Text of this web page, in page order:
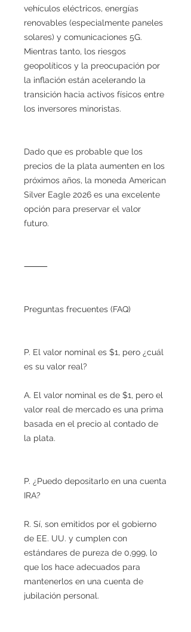
vehículos eléctricos, energías
renovables (especialmente paneles
solares) y comunicaciones 5G.
Mientras tanto, los riesgos
geopolíticos y la preocupación por
la inflación están acelerando la
transición hacia activos físicos entre
los inversores minoristas.
Dado que es probable que los
precios de la plata aumenten en los
próximos años, la moneda American
Silver Eagle 2026 es una excelente
opción para preservar el valor
futuro.
⸻
Preguntas frecuentes (FAQ)
P. El valor nominal es $1, pero ¿cuál
es su valor real?
A. El valor nominal es de $1, pero el
valor real de mercado es una prima
basada en el precio al contado de
la plata.
P. ¿Puedo depositarlo en una cuenta
IRA?
R. Sí, son emitidos por el gobierno
de EE. UU. y cumplen con
estándares de pureza de 0,999, lo
que los hace adecuados para
mantenerlos en una cuenta de
jubilación personal.